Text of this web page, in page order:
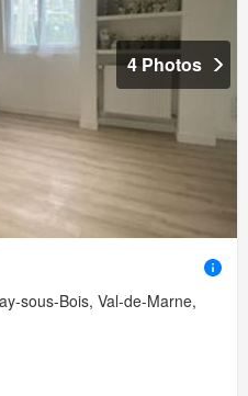
4 Photos
sous-Bois, Val-de-Marne,